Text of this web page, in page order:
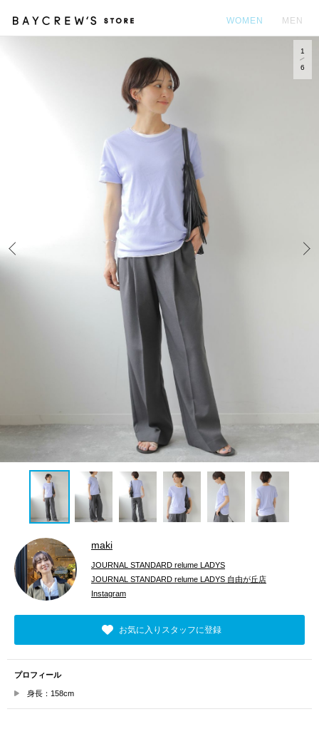
WOMEN MEN
1
6
maki
JOURNAL STANDARD relume LADYS
JOURNAL STANDARD relume LADYS 自由が丘店
Instagram
お気に入りスタッフに登録
プロフィール
身長：158cm